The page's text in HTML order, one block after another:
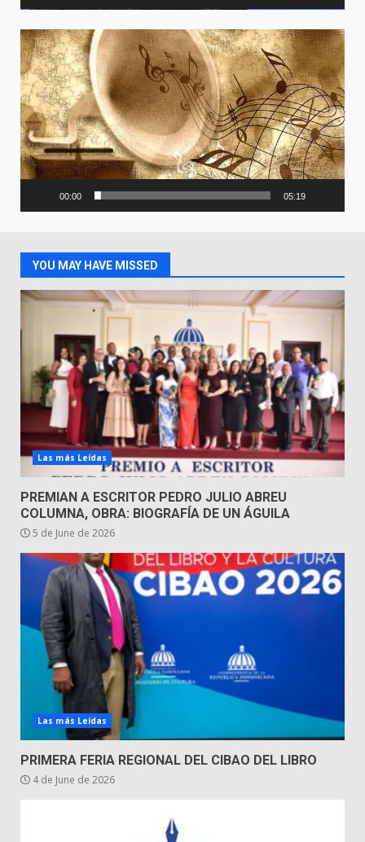
Video
Player
00:00 05:19
YOU MAY HAVE MISSED
Las más Leídas
PREMIAN A ESCRITOR PEDRO JULIO ABREU
COLUMNA, OBRA: BIOGRAFÍA DE UN ÁGUILA
5 de June de 2026
Las más Leídas
PRIMERA FERIA REGIONAL DEL CIBAO DEL LIBRO
4 de June de 2026